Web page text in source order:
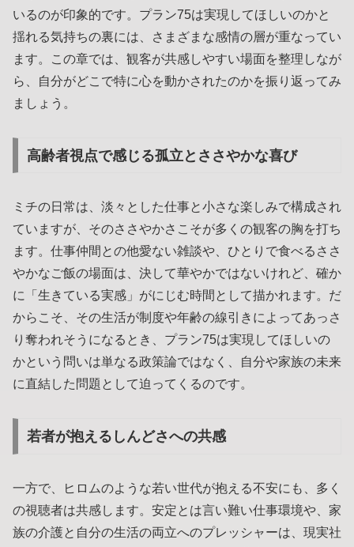
いるのが印象的です。プラン75は実現してほしいのかと
揺れる気持ちの裏には、さまざまな感情の層が重なってい
ます。この章では、観客が共感しやすい場面を整理しなが
ら、自分がどこで特に心を動かされたのかを振り返ってみ
ましょう。
高齢者視点で感じる孤立とささやかな喜び
ミチの日常は、淡々とした仕事と小さな楽しみで構成され
ていますが、そのささやかさこそが多くの観客の胸を打ち
ます。仕事仲間との他愛ない雑談や、ひとりで食べるささ
やかなご飯の場面は、決して華やかではないけれど、確か
に「生きている実感」がにじむ時間として描かれます。だ
からこそ、その生活が制度や年齢の線引きによってあっさ
り奪われそうになるとき、プラン75は実現してほしいの
かという問いは単なる政策論ではなく、自分や家族の未来
に直結した問題として迫ってくるのです。
若者が抱えるしんどさへの共感
一方で、ヒロムのような若い世代が抱える不安にも、多く
の視聴者は共感します。安定とは言い難い仕事環境や、家
族の介護と自分の生活の両立へのプレッシャーは、現実社